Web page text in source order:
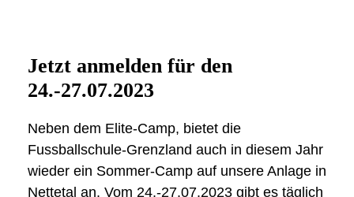
Jetzt anmelden für den
24.-27.07.2023
Neben dem Elite-Camp, bietet die
Fussballschule-Grenzland auch in diesem Jahr
wieder ein Sommer-Camp auf unsere Anlage in
Nettetal an. Vom 24.-27.07.2023 gibt es täglich